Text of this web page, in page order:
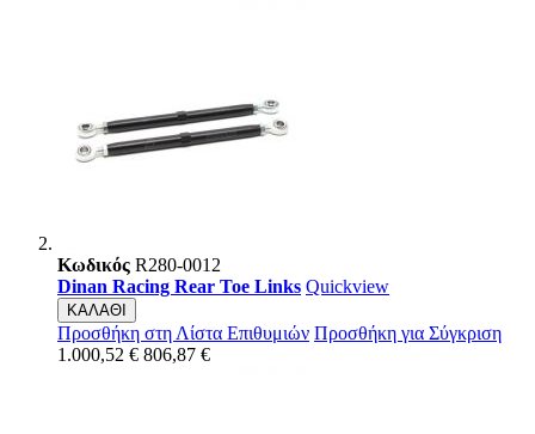
Κωδικός R280-0012
Dinan Racing Rear Toe Links Quickview
ΚΑΛΑΘΙ
Προσθήκη στη Λίστα Επιθυμιών Προσθήκη για Σύγκριση
1.000,52 € 806,87 €